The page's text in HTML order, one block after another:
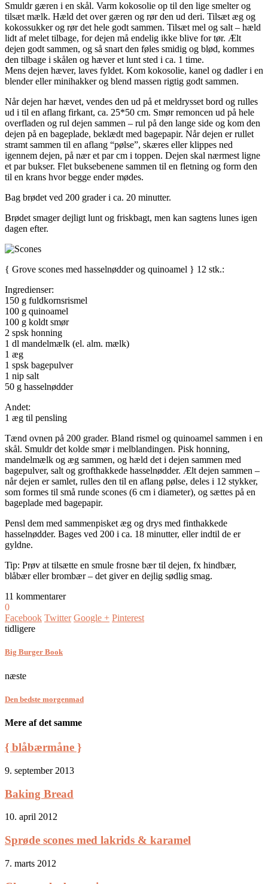
Smuldr gæren i en skål. Varm kokosolie op til den lige smelter og
tilsæt mælk. Hæld det over gæren og rør den ud deri. Tilsæt æg og
kokossukker og rør det hele godt sammen. Tilsæt mel og salt – hæld
lidt af melet tilbage, for dejen må endelig ikke blive for tør. Ælt
dejen godt sammen, og så snart den føles smidig og blød, kommes
den tilbage i skålen og hæver et lunt sted i ca. 1 time.
Mens dejen hæver, laves fyldet. Kom kokosolie, kanel og dadler i en
blender eller minihakker og blend massen rigtig godt sammen.
Når dejen har hævet, vendes den ud på et meldrysset bord og rulles
ud i til en aflang firkant, ca. 25*50 cm. Smør remoncen ud på hele
overfladen og rul dejen sammen – rul på den lange side og kom den
dejen på en bageplade, beklædt med bagepapir. Når dejen er rullet
stramt sammen til en aflang “pølse”, skæres eller klippes ned
igennem dejen, på nær et par cm i toppen. Dejen skal nærmest ligne
et par bukser. Flet buksebenene sammen til en fletning og form den
til en krans hvor begge ender mødes.
Bag brødet ved 200 grader i ca. 20 minutter.
Brødet smager dejligt lunt og friskbagt, men kan sagtens lunes igen
dagen efter.
{ Grove scones med hasselnødder og quinoamel } 12 stk.:
Ingredienser:
150 g fuldkornsrismel
100 g quinoamel
100 g koldt smør
2 spsk honning
1 dl mandelmælk (el. alm. mælk)
1 æg
1 spsk bagepulver
1 nip salt
50 g hasselnødder
Andet:
1 æg til pensling
Tænd ovnen på 200 grader. Bland rismel og quinoamel sammen i en
skål. Smuldr det kolde smør i melblandingen. Pisk honning,
mandelmælk og æg sammen, og hæld det i dejen sammen med
bagepulver, salt og grofthakkede hasselnødder. Ælt dejen sammen –
når dejen er samlet, rulles den til en aflang pølse, deles i 12 stykker,
som formes til små runde scones (6 cm i diameter), og sættes på en
bageplade med bagepapir.
Pensl dem med sammenpisket æg og drys med finthakkede
hasselnødder. Bages ved 200 i ca. 18 minutter, eller indtil de er
gyldne.
Tip: Prøv at tilsætte en smule frosne bær til dejen, fx hindbær,
blåbær eller brombær – det giver en dejlig sødlig smag.
11 kommentarer
0
Facebook Twitter Google + Pinterest
tidligere
Big Burger Book
næste
Den bedste morgenmad
Mere af det samme
{ blåbærmåne }
9. september 2013
Baking Bread
10. april 2012
Sprøde scones med lakrids & karamel
7. marts 2012